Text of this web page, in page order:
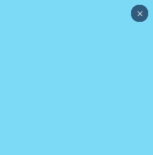
×
×
×
×
×
×
×
×
×
×